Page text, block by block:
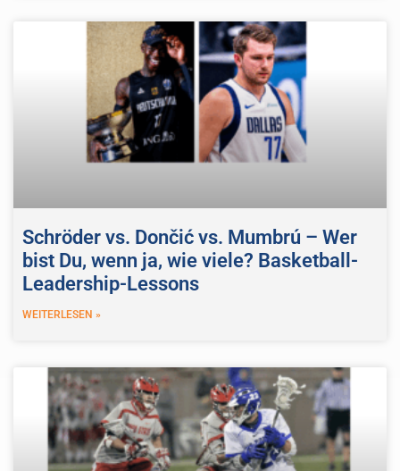
Schröder vs. Dončić vs. Mumbrú – Wer
bist Du, wenn ja, wie viele? Basketball-
Leadership-Lessons
WEITERLESEN »